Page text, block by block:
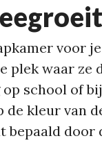
voor
plek waar ze
school of
kleur van
bepaald door